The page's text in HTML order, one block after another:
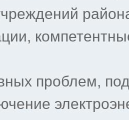
проблем,